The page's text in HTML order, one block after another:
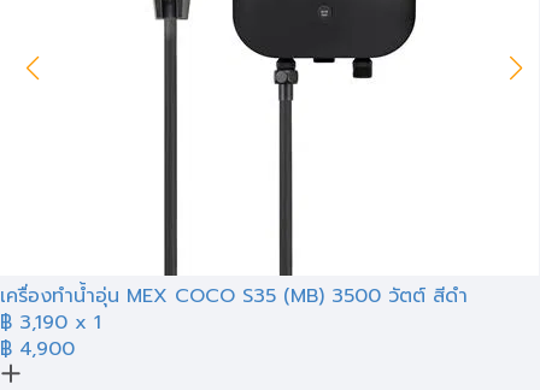
เครื่องทำน้ำอุ่น MEX COCO S35 (MB) 3500 วัตต์ สีดำ
฿ 3,190 x 1
฿ 4,900